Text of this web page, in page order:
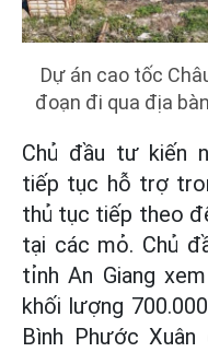
Dự án cao tốc
đoạn đi qua địa
Chủ đầu tư kiến
tiếp tục hỗ trợ
thủ tục tiếp theo
tại các mỏ. Chủ
tỉnh An Giang
khối lượng
Bình Phước